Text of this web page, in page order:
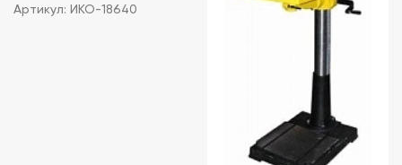
Артикул: ИКО-18640